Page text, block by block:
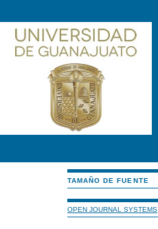
TAMAÑO DE FUENTE
OPEN JOURNAL SYSTEMS